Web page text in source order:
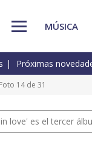
MÚSICA
Próximas
14 de 31
love' es el tercer